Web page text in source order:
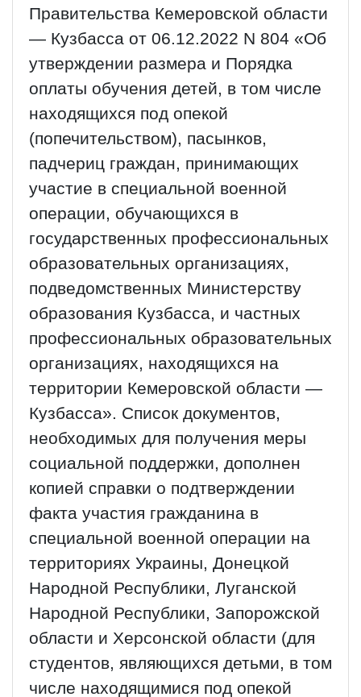
Правительства Кемеровской области
— Кузбасса от 06.12.2022 N 804 «Об
утверждении размера и Порядка
оплаты обучения детей, в том числе
находящихся под опекой
(попечительством), пасынков,
падчериц граждан, принимающих
участие в специальной военной
операции, обучающихся в
государственных профессиональных
образовательных организациях,
подведомственных Министерству
образования Кузбасса, и частных
профессиональных образовательных
организациях, находящихся на
территории Кемеровской области —
Кузбасса». Список документов,
необходимых для получения меры
социальной поддержки, дополнен
копией справки о подтверждении
факта участия гражданина в
специальной военной операции на
территориях Украины, Донецкой
Народной Республики, Луганской
Народной Республики, Запорожской
области и Херсонской области (для
студентов, являющихся детьми, в том
числе находящимися под опекой